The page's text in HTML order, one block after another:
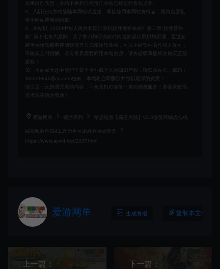
后果自己负责，本站不承担任何责任本站已经进行告知义务。
8、凡以任何方式登陆本网站或直接、间接使用本网站资料者，视为自愿接
受本网站声明的约束。
9、本站以《2013中华人民共和国计算机软件保护条例》第二章"软件菩作
权” 第十七条为原则：为了学习和研究软件内含的设计思想和原理，通过安
装显示传输或者存储软件等方式使用软件的，可以不经软件著作权人许可，
不向其支付报酬。若有学员需要商用本站资源，请务必联系版权方购买正版
授权！
10、本站如无意中侵犯了某个企业或个人的知识产权，请联系站长，邮箱：
185529643@qq.com告知，本站将立即删除并致以最深的歉意！
请注意：无所谓完美的内容，不包含BUG修复一类的修改服务！若要求较高
追求完美请勿赞助！
爱游网单 端游系列 精品端游【霸王大陆】V3.0修复商城虚拟机
端视频教程GM工具命令可刷点券物品道具
https://www.aywd.top/2007.html
爱游网单 生成海报 复制本文链接
上一篇：
下一篇：